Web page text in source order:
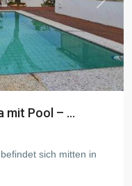
Next
mit Pool – ...
sich mitten in